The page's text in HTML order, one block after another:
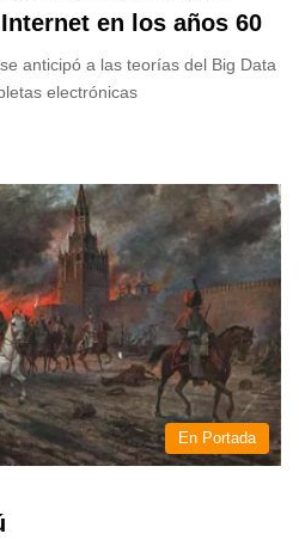
en los años 60
anticipó a las teorías del Big Data
electrónicas
En Portada